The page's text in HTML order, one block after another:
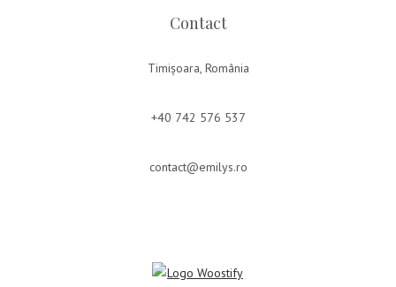
Contact
Timișoara, România
+40 742 576 537
contact@emilys.ro